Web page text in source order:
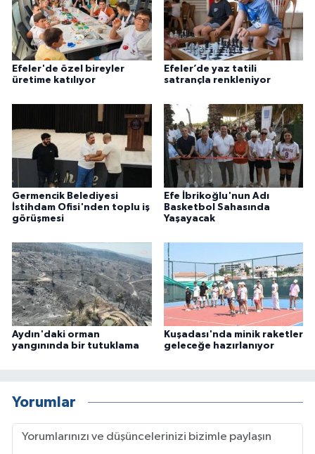
Efeler'de özel bireyler
üretime katılıyor
Efeler’de yaz tatili
satrançla renkleniyor
Germencik Belediyesi
İstihdam Ofisi'nden toplu iş
görüşmesi
Efe İbrikoğlu'nun Adı
Basketbol Sahasında
Yaşayacak
Aydın'daki orman
yangınında bir tutuklama
Kuşadası'nda minik raketler
geleceğe hazırlanıyor
Yorumlar